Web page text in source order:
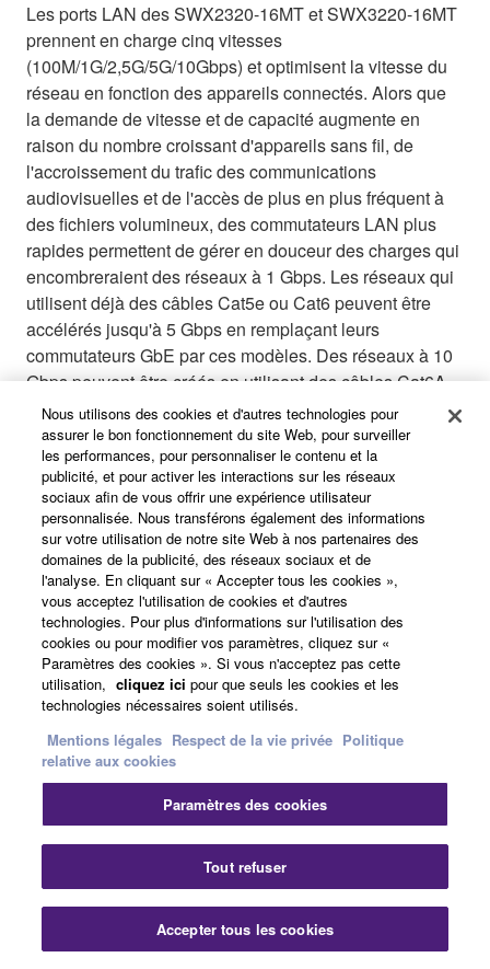
Les ports LAN des SWX2320-16MT et SWX3220-16MT
prennent en charge cinq vitesses
(100M/1G/2,5G/5G/10Gbps) et optimisent la vitesse du
réseau en fonction des appareils connectés. Alors que
la demande de vitesse et de capacité augmente en
raison du nombre croissant d'appareils sans fil, de
l'accroissement du trafic des communications
audiovisuelles et de l'accès de plus en plus fréquent à
des fichiers volumineux, des commutateurs LAN plus
rapides permettent de gérer en douceur des charges qui
encombreraient des réseaux à 1 Gbps. Les réseaux qui
utilisent déjà des câbles Cat5e ou Cat6 peuvent être
accélérés jusqu'à 5 Gbps en remplaçant leurs
commutateurs GbE par ces modèles. Des réseaux à 10
Gbps peuvent être créés en utilisant des câbles Cat6A
avec ces modèles.
Amélioration des réseaux existants
Construire des réseaux à haut débit
Téléchargements
Nous utilisons des cookies et d'autres technologies pour
assurer le bon fonctionnement du site Web, pour surveiller
les performances, pour personnaliser le contenu et la
publicité, et pour activer les interactions sur les réseaux
sociaux afin de vous offrir une expérience utilisateur
personnalisée. Nous transférons également des informations
sur votre utilisation de notre site Web à nos partenaires des
domaines de la publicité, des réseaux sociaux et de
l'analyse. En cliquant sur « Accepter tous les cookies »,
vous acceptez l'utilisation de cookies et d'autres
technologies. Pour plus d'informations sur l'utilisation des
cookies ou pour modifier vos paramètres, cliquez sur «
Paramètres des cookies ». Si vous n'acceptez pas cette
utilisation, cliquez ici pour que seuls les cookies et les
technologies nécessaires soient utilisés.
Mentions légales Respect de la vie privée Politique
relative aux cookies
Paramètres des cookies
Tout refuser
Accepter tous les cookies